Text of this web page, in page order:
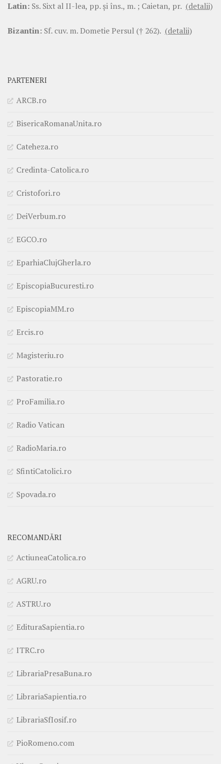
Latin: Ss. Sixt al II-lea, pp. şi îns., m. ; Caietan, pr. (detalii)
Bizantin: Sf. cuv. m. Dometie Persul († 262). (detalii)
PARTENERI
ARCB.ro
BisericaRomanaUnita.ro
Cateheza.ro
Credinta-Catolica.ro
Cristofori.ro
DeiVerbum.ro
EGCO.ro
EparhiaClujGherla.ro
EpiscopiaBucuresti.ro
EpiscopiaMM.ro
Ercis.ro
Magisteriu.ro
Pastoratie.ro
ProFamilia.ro
Radio Vatican
RadioMaria.ro
SfintiCatolici.ro
Spovada.ro
RECOMANDĂRI
ActiuneaCatolica.ro
AGRU.ro
ASTRU.ro
EdituraSapientia.ro
ITRC.ro
LibrariaPresaBuna.ro
LibrariaSapientia.ro
LibrariaSfIosif.ro
PioRomeno.com